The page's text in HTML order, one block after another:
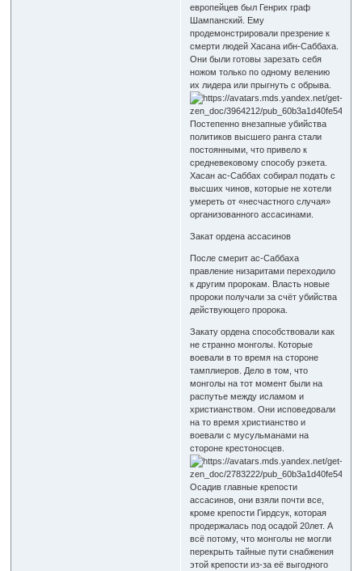
европейцев был Генрих граф
Шампанский. Ему
продемонстрировали презрение к
смерти людей Хасана ибн-Саббаха.
Они были готовы зарезать себя
ножом только по одному велению
их лидера или прыгнуть с обрыва.
Постепенно внезапные убийства
политиков высшего ранга стали
постоянными, что привело к
средневековому способу рэкета.
Хасан ас-Саббах собирал подать с
высших чинов, которые не хотели
умереть от «несчастного случая»
организованного ассасинами.
Закат ордена ассасинов
После смерит ас-Саббаха
правление низаритами переходило
к другим пророкам. Власть новые
пророки получали за счёт убийства
действующего пророка.
Закату ордена способствовали как
не странно монголы. Которые
воевали в то время на стороне
тамплиеров. Дело в том, что
монголы на тот момент были на
распутье между исламом и
христианством. Они исповедовали
на то время христианство и
воевали с мусульманами на
стороне крестоносцев.
Осадив главные крепости
ассасинов, они взяли почти все,
кроме крепости Гирдсук, которая
продержалась под осадой 20лет. А
всё потому, что монголы не могли
перекрыть тайные пути снабжения
этой крепости из-за её выгодного